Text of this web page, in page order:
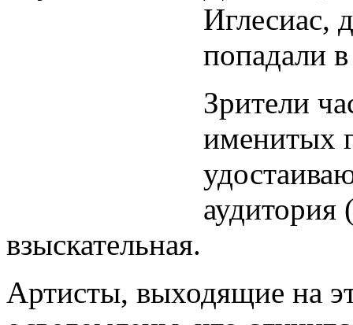
Иглесиас,
попадали
Зрители
именитых
аудитория
взыскательная.
Артисты, выходящие на